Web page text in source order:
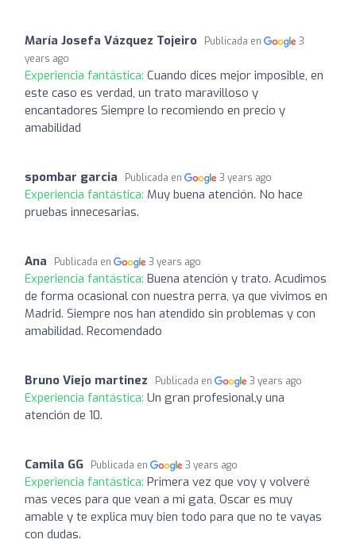
María Josefa Vázquez Tojeiro Publicada en
3
years ago
Experiencia fantástica: Cuando dices mejor imposible, en
este caso es verdad, un trato maravilloso y
encantadores Siempre lo recomiendo en precio y
amabilidad
spombar garcia Publicada en 3 years ago
Experiencia fantástica: Muy buena atención. No hace
pruebas innecesarias.
Ana Publicada en 3 years ago
Experiencia fantástica: Buena atención y trato. Acudimos
de forma ocasional con nuestra perra, ya que vivimos en
Madrid. Siempre nos han atendido sin problemas y con
amabilidad. Recomendado
Bruno Viejo martinez Publicada en 3 years ago
Experiencia fantástica: Un gran profesional,y una
atención de 10.
Camila GG Publicada en 3 years ago
Experiencia fantástica: Primera vez que voy y volveré
mas veces para que vean a mi gata, Oscar es muy
amable y te explica muy bien todo para que no te vayas
con dudas.